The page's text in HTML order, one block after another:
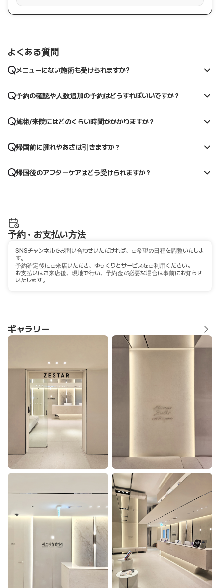
よくある質問
メニューにない施術も受けられますか?
予約の確認や人数追加の予約はどうすればいいですか？
施術/来院にはどのくらい時間がかかりますか？
帰国前に腫れやあざは引きますか？
帰国後のアフターケアはどう受けられますか？
予約・お支払い方法
SNSチャンネルでお問い合わせいただければ、ご希望の日程を調整いたしま
す。
予約確定後にご来店いただき、ゆっくりとサービスをご利用ください。
お支払いはご来店後、現地で行い、予約金が必要な場合は事前にお知らせ
いたします。
ギャラリー